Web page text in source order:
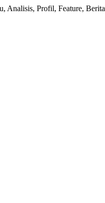
Analisis, Profil, Feature,